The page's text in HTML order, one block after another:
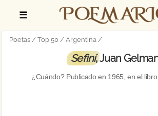
☰
Poetas Top 50 Argentina
Sefiní, Juan
¿Cuándo? Publicado en 1965 , en el